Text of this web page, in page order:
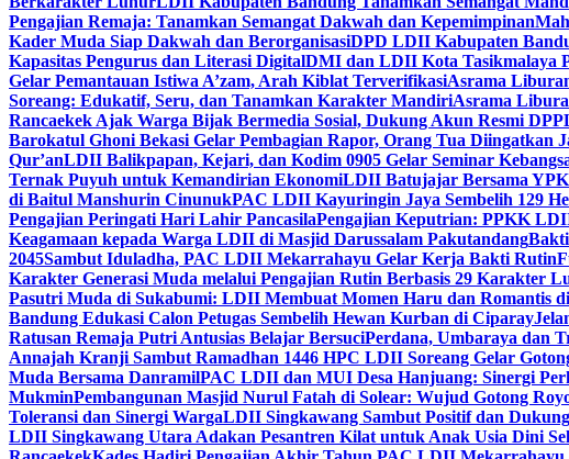
Pengajian Remaja: Tanamkan Semangat Dakwah dan Kepemimpinan
Kader Muda Siap Dakwah dan BerorganisasiDPD LDII Kabupaten
Kapasitas Pengurus dan Literasi DigitalDMI dan LDII Kota Tasikmalaya
Gelar Pemantauan Istiwa A’zam, Arah Kiblat TerverifikasiAsrama
Soreang: Edukatif, Seru, dan Tanamkan Karakter MandiriAsrama
Rancaekek Ajak Warga Bijak Bermedia Sosial, Dukung Akun Resmi DPP
Barokatul Ghoni Bekasi Gelar Pembagian Rapor, Orang Tua Diingatkan
Qur’anLDII Balikpapan, Kejari, dan Kodim 0905 Gelar Seminar
Ternak Puyuh untuk Kemandirian EkonomiLDII Batujajar Bersama
di Baitul Manshurin CinunukPAC LDII Kayuringin Jaya Sembelih 129
Pengajian Peringati Hari Lahir PancasilaPengajian Keputrian: PPKK
Keagamaan kepada Warga LDII di Masjid Darussalam Pakutandang
2045Sambut Iduladha, PAC LDII Mekarrahayu Gelar Kerja Bakti Rutin
Karakter Generasi Muda melalui Pengajian Rutin Berbasis 29 Karakter
Pasutri Muda di Sukabumi: LDII Membuat Momen Haru dan Romantis
Bandung Edukasi Calon Petugas Sembelih Hewan Kurban di Ciparay
Ratusan Remaja Putri Antusias Belajar BersuciPerdana, Umbaraya dan
Annajah Kranji Sambut Ramadhan 1446 HPC LDII Soreang Gelar
Muda Bersama DanramilPAC LDII dan MUI Desa Hanjuang: Sinergi
MukminPembangunan Masjid Nurul Fatah di Solear: Wujud Gotong
Toleransi dan Sinergi WargaLDII Singkawang Sambut Positif dan
LDII Singkawang Utara Adakan Pesantren Kilat untuk Anak Usia Dini